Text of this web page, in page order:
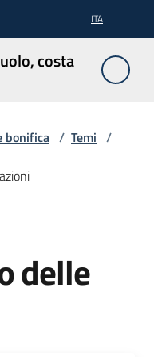
ITA
costa
bonifica / Temi /
delle